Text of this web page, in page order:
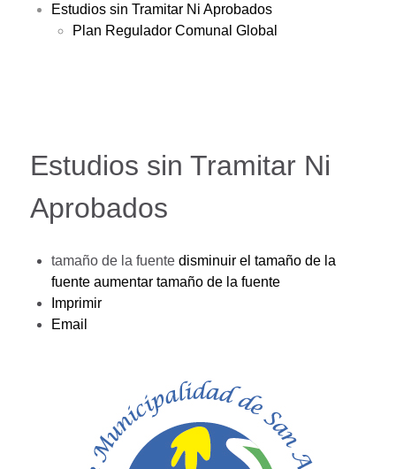
Estudios sin Tramitar Ni Aprobados
Plan Regulador Comunal Global
Estudios sin Tramitar Ni
Aprobados
tamaño de la fuente disminuir el tamaño de la
fuente aumentar tamaño de la fuente
Imprimir
Email